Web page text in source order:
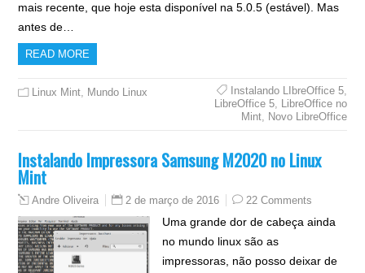
mais recente, que hoje esta disponível na 5.0.5 (estável). Mas
antes de…
READ MORE
Linux Mint, Mundo Linux Instalando LIbreOffice 5,
LibreOffice 5, LibreOffice no
Mint, Novo LibreOffice
Instalando Impressora Samsung M2020 no Linux
Mint
Andre Oliveira 2 de março de 2016 22 Comments
Uma grande dor de cabeça ainda
no mundo linux são as
impressoras, não posso deixar de